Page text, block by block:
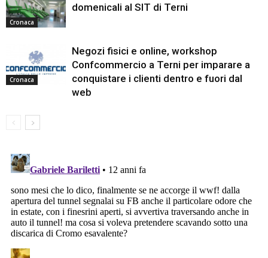
Cronaca
domenicali al SIT di Terni
Cronaca
Negozi fisici e online, workshop
Confcommercio a Terni per imparare a
conquistare i clienti dentro e fuori dal
web